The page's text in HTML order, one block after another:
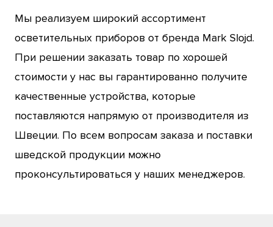
Мы реализуем широкий ассортимент
осветительных приборов от бренда Mark Slojd.
При решении заказать товар по хорошей
стоимости у нас вы гарантированно получите
качественные устройства, которые
поставляются напрямую от производителя из
Швеции. По всем вопросам заказа и поставки
шведской продукции можно
проконсультироваться у наших менеджеров.